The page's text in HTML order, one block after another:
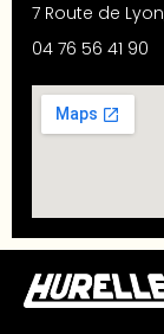
7 Route de
04 76 56 41 90